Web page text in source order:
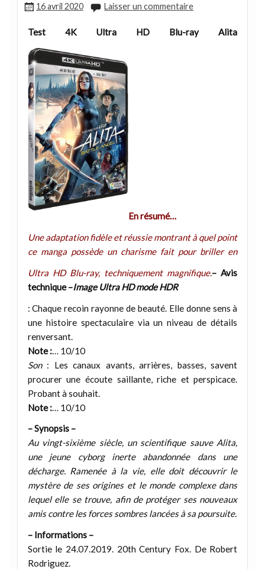
16 avril 2020 Laisser un commentaire
Test 4K Ultra HD Blu-ray Alita
En résumé…
Une adaptation fidèle et réussie montrant à quel point
ce manga possède un charisme fait pour briller en
Ultra HD Blu-ray, techniquement magnifique.– Avis
technique –Image Ultra HD mode HDR
: Chaque recoin rayonne de beauté. Elle donne sens à
une histoire spectaculaire via un niveau de détails
renversant.
Note :… 10/10
Son: Les canaux avants, arrières, basses, savent
procurer une écoute saillante, riche et perspicace.
Probant à souhait.
Note :… 10/10
– Synopsis –
Au vingt-sixième siècle, un scientifique sauve Alita,
une jeune cyborg inerte abandonnée dans une
décharge. Ramenée à la vie, elle doit découvrir le
mystère de ses origines et le monde complexe dans
lequel elle se trouve, afin de protéger ses nouveaux
amis contre les forces sombres lancées à sa poursuite.
– Informations –
Sortie le 24.07.2019. 20th Century Fox. De Robert
Rodriguez.